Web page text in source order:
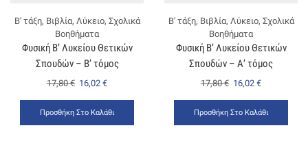
Β' τάξη, Βιβλία, Λύκειο, Σχολικά
Βοηθήματα
Φυσική Β’ Λυκείου Θετικών
Σπουδών – B’ τόμος
17,80€ 16,02 €
Προσθήκη Στο Καλάθι
Β' τάξη, Βιβλία, Λύκειο, Σχολικά
Βοηθήματα
Φυσική Β’ Λυκείου Θετικών
Σπουδών – Α’ τόμος
17,80€ 16,02 €
Προσθήκη Στο Καλάθι